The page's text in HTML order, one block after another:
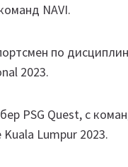
NAVI.
по
2023.
PSG Quest, с
Lumpur 2023.